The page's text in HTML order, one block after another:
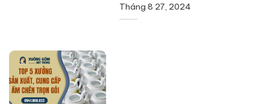
Tháng 8 27, 2024